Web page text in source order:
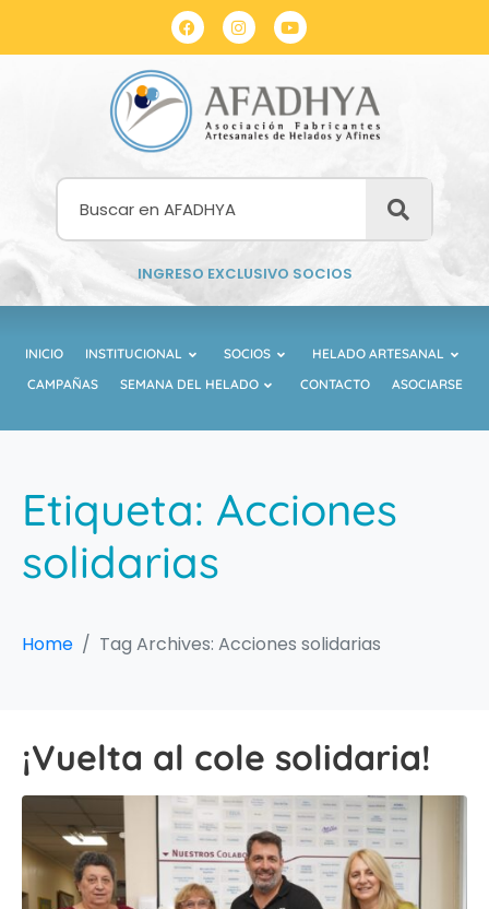
INGRESO EXCLUSIVO SOCIOS
INICIO INSTITUCIONAL SOCIOS
HELADO ARTESANAL
CAMPAÑAS
SEMANA DEL HELADO CONTACTO ASOCIARSE
Etiqueta: Acciones
solidarias
Home Tag Archives: Acciones solidarias
¡Vuelta al cole solidaria!